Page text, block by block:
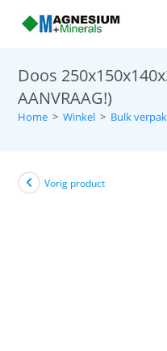
Doos
AANVRAAG!)
Home > Winkel > Bulk
Vorig product